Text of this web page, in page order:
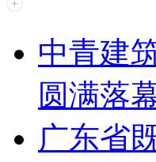
中青建
圆满落
广东省